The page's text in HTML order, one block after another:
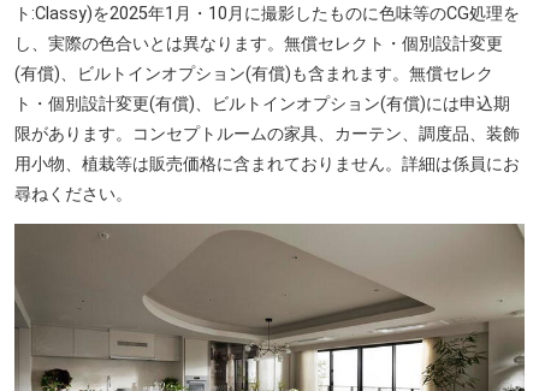
清水門（徒歩17分／約1300m）
ト:Classy)を2025年1月・10月に撮影したものに色味等のCG処理を
し、実際の色合いとは異なります。無償セレクト・個別設計変更
(有償)、ビルトインオプション(有償)も含まれます。無償セレク
ト・個別設計変更(有償)、ビルトインオプション(有償)には申込期
限があります。コンセプトルームの家具、カーテン、調度品、装飾
用小物、植栽等は販売価格に含まれておりません。詳細は係員にお
尋ねください。